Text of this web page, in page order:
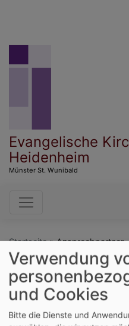
Evangelische
Heidenheim
Münster St. Wunibald
Startseite Ansprechpartner
Verwendung
und Cookies
Bitte die Dienste und